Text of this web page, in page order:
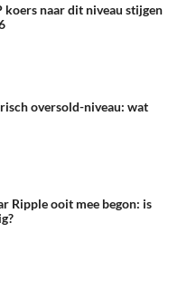
koers naar dit niveau stijgen
oversold-niveau: wat
Ripple ooit mee begon: is